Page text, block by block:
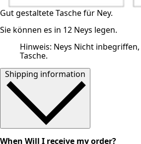
Gut gestaltete Tasche für Ney.
Sie können es in 12 Neys legen.
Hinweis: Neys Nicht
Tasche.
Shipping information
When Will I receive my order?